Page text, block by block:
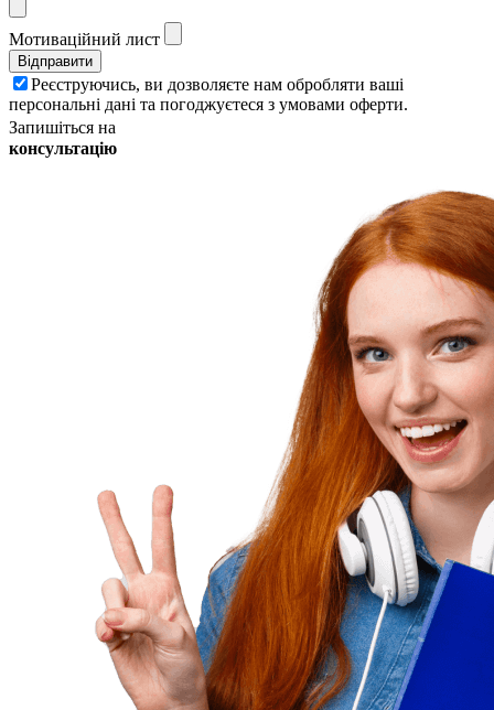
Мотиваційний лист
Реєструючись, ви дозволяєте нам обробляти ваші
персональні дані та погоджуєтеся з умовами оферти.
Запишіться на
консультацію